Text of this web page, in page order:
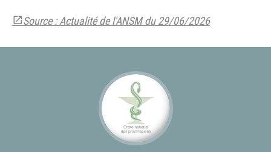
Source : Actualité de l'ANSM du 29/06/2026